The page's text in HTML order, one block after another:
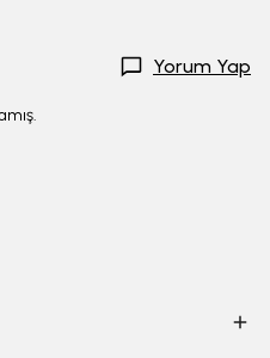
Yorum Yap